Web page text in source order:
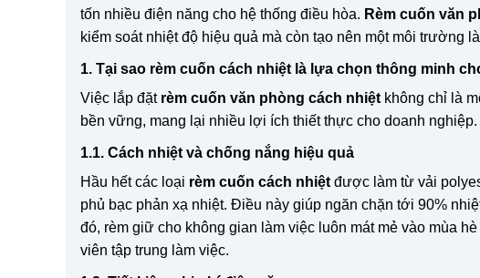
tốn nhiều điện năng cho hệ thống điều hòa. Rèm cuốn văn
kiểm soát nhiệt độ hiệu quả mà còn tạo nên một môi trường
1. Tại sao rèm cuốn cách nhiệt là lựa chọn thông minh
Việc lắp đặt rèm cuốn văn phòng cách nhiệt không chỉ là
bền vững, mang lại nhiều lợi ích thiết thực cho doanh nghiệp.
1.1. Cách nhiệt và chống nắng hiệu quả
Hầu hết các loại rèm cuốn cách nhiệt được làm từ vải
phủ bạc phản xạ nhiệt. Điều này giúp ngăn chặn tới 90%
đó, rèm giữ cho không gian làm việc luôn mát mẻ vào mùa
viên tập trung làm việc.